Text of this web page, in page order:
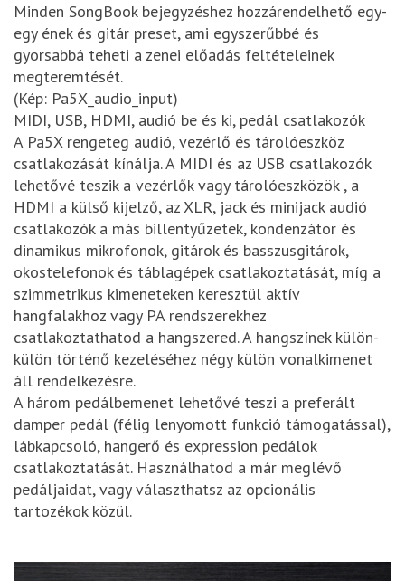
Minden SongBook bejegyzéshez hozzárendelhető egy-
egy ének és gitár preset, ami egyszerűbbé és
gyorsabbá teheti a zenei előadás feltételeinek
megteremtését.
(Kép: Pa5X_audio_input)
MIDI, USB, HDMI, audió be és ki, pedál csatlakozók
A Pa5X rengeteg audió, vezérlő és tárolóeszköz
csatlakozását kínálja. A MIDI és az USB csatlakozók
lehetővé teszik a vezérlők vagy tárolóeszközök , a
HDMI a külső kijelző, az XLR, jack és minijack audió
csatlakozók a más billentyűzetek, kondenzátor és
dinamikus mikrofonok, gitárok és basszusgitárok,
okostelefonok és táblagépek csatlakoztatását, míg a
szimmetrikus kimeneteken keresztül aktív
hangfalakhoz vagy PA rendszerekhez
csatlakoztathatod a hangszered. A hangszínek külön-
külön történő kezeléséhez négy külön vonalkimenet
áll rendelkezésre.
A három pedálbemenet lehetővé teszi a preferált
damper pedál (félig lenyomott funkció támogatással),
lábkapcsoló, hangerő és expression pedálok
csatlakoztatását. Használhatod a már meglévő
pedáljaidat, vagy választhatsz az opcionális
tartozékok közül.